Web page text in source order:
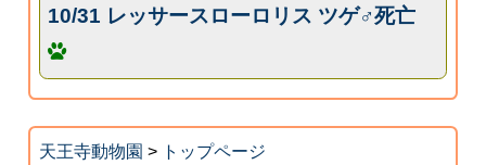
10/31 レッサースローロリス ツゲ♂死亡
天王寺動物園 > トップページ